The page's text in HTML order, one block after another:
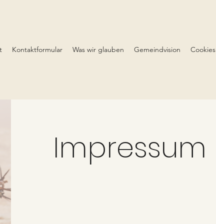
Kontaktformular Was wir glauben Gemeindvision Cookies
Impressum